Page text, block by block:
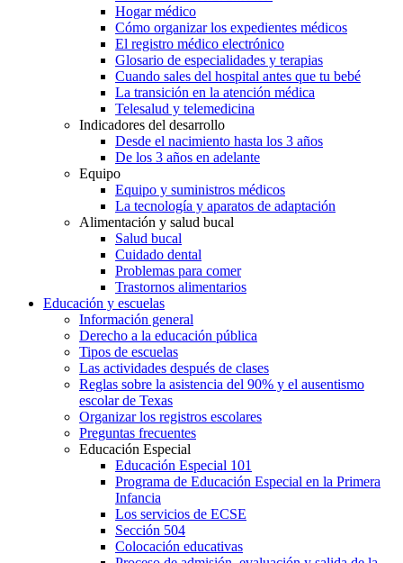
Hogar médico
Cómo organizar los expedientes médicos
El registro médico electrónico
Glosario de especialidades y terapias
Cuando sales del hospital antes que tu bebé
La transición en la atención médica
Telesalud y telemedicina
Indicadores del desarrollo
Desde el nacimiento hasta los 3 años
De los 3 años en adelante
Equipo
Equipo y suministros médicos
La tecnología y aparatos de adaptación
Alimentación y salud bucal
Salud bucal
Cuidado dental
Problemas para comer
Trastornos alimentarios
Educación y escuelas
Información general
Derecho a la educación pública
Tipos de escuelas
Las actividades después de clases
Reglas sobre la asistencia del 90% y el ausentismo
escolar de Texas
Organizar los registros escolares
Preguntas frecuentes
Educación Especial
Educación Especial 101
Programa de Educación Especial en la Primera
Infancia
Los servicios de ECSE
Sección 504
Colocación educativas